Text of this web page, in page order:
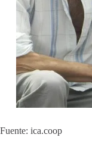
Fuente: ica.coop